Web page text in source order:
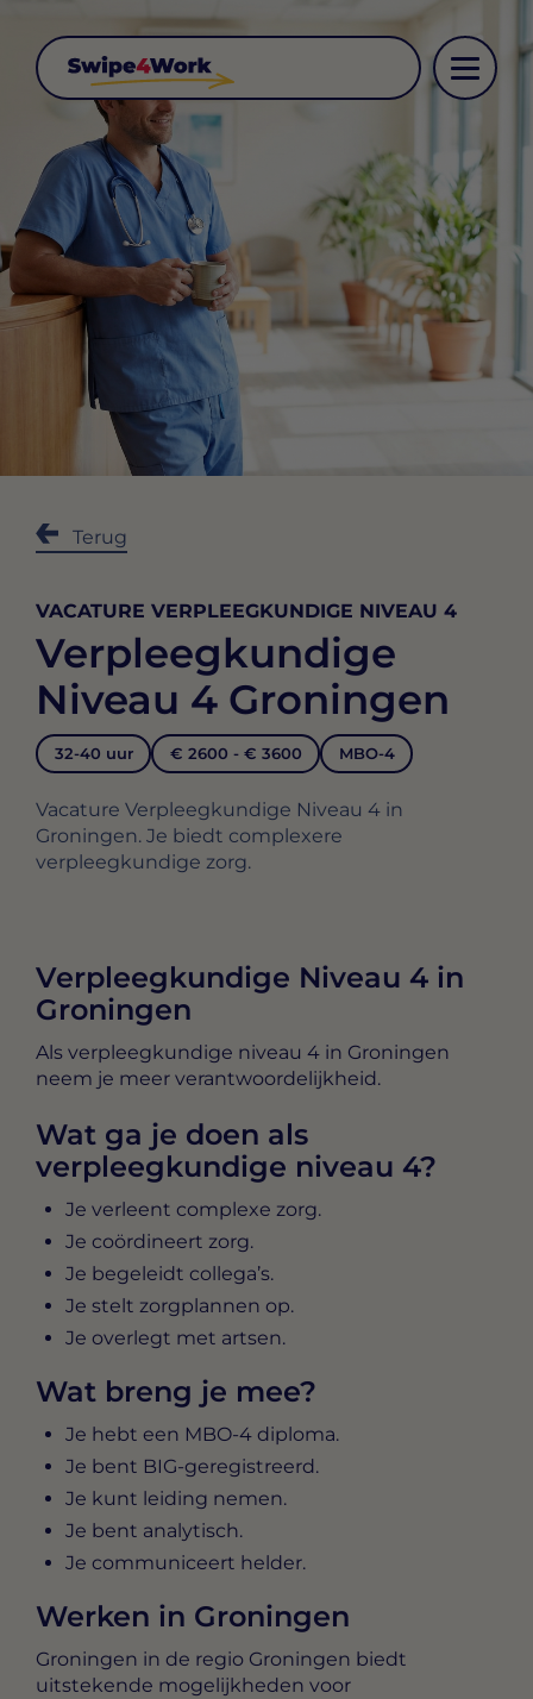
Terug
VACATURE VERPLEEGKUNDIGE NIVEAU 4
Verpleegkundige
Niveau 4 Groningen
32-40 uur € 2600 - € 3600 MBO-4
Vacature Verpleegkundige Niveau 4 in
Groningen. Je biedt complexere
verpleegkundige zorg.
Verpleegkundige Niveau 4 in
Groningen
Als verpleegkundige niveau 4 in Groningen
neem je meer verantwoordelijkheid.
Wat ga je doen als
verpleegkundige niveau 4?
Je verleent complexe zorg.
Je coördineert zorg.
Je begeleidt collega’s.
Je stelt zorgplannen op.
Je overlegt met artsen.
Wat breng je mee?
Je hebt een MBO-4 diploma.
Je bent BIG-geregistreerd.
Je kunt leiding nemen.
Je bent analytisch.
Je communiceert helder.
Werken in Groningen
Groningen in de regio Groningen biedt
uitstekende mogelijkheden voor